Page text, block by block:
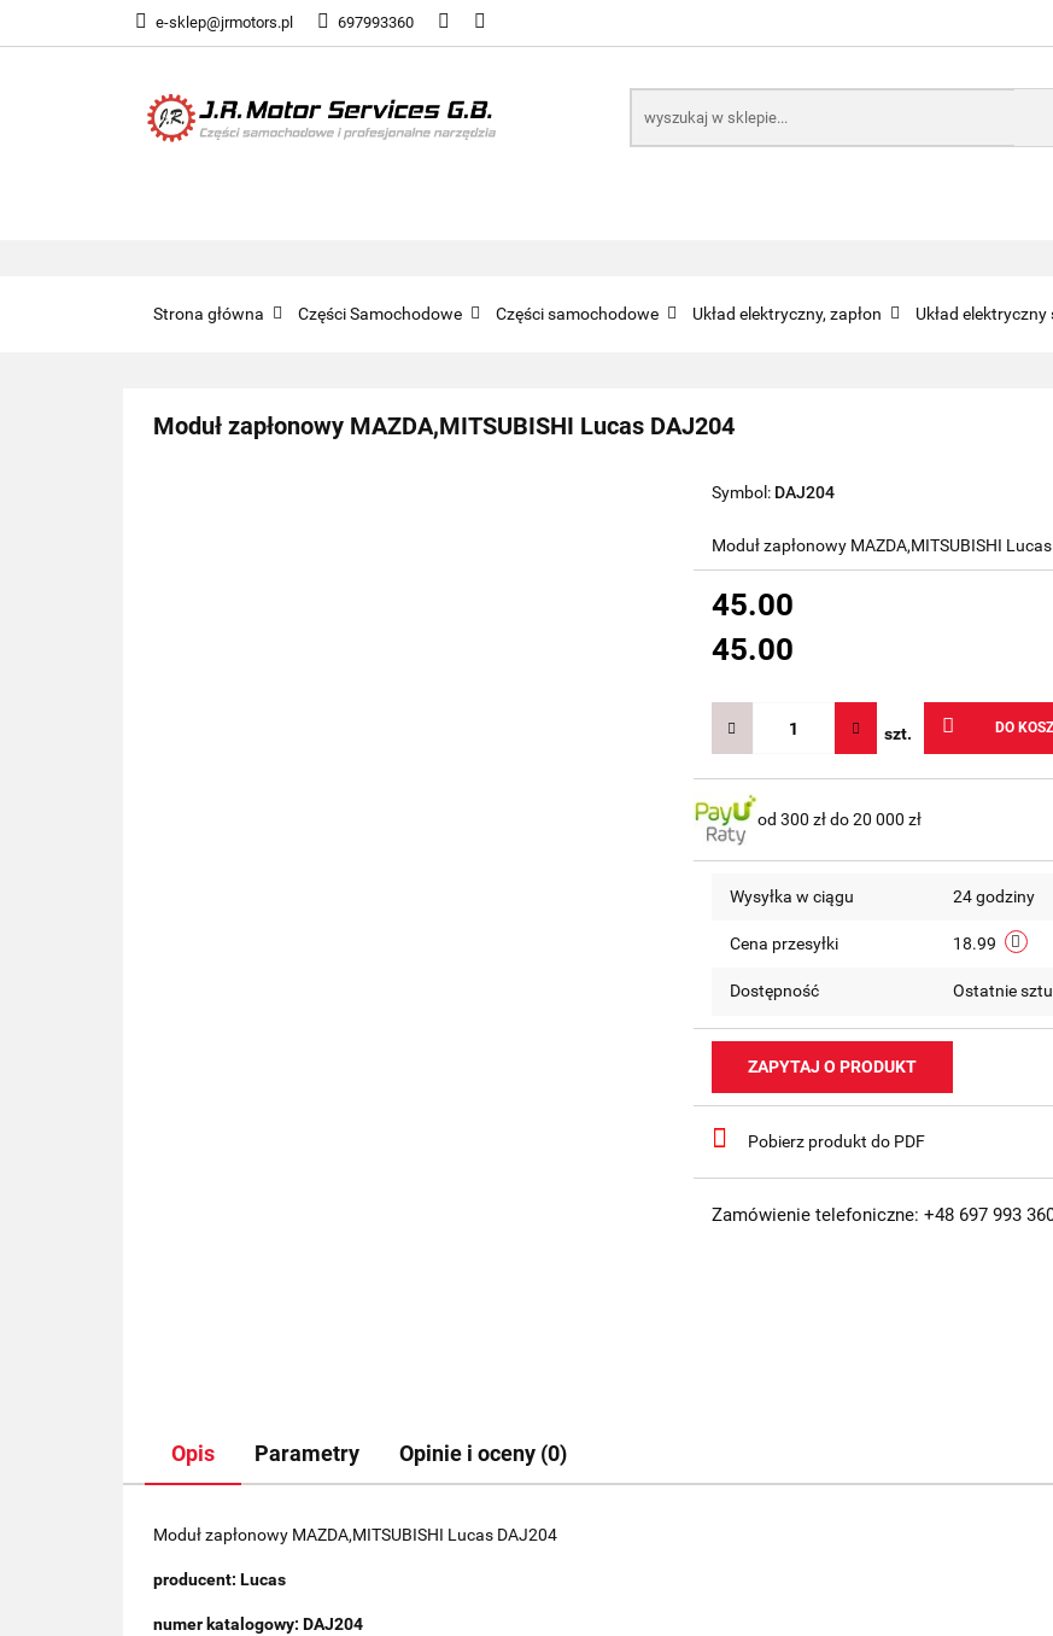
e-sklep@jrmotors.pl 697993360
UKŁADY PALIWOWE
KOMPONENTY ELEKTRONICZNE B2B
Strona główna Części Samochodowe Części samochodowe Układ elektryczny, zapłon Układ elektryczny
Moduł zapłonowy MAZDA,MITSUBISHI Lucas DAJ204
Symbol: DAJ204
Moduł zapłonowy MAZDA,MITSUBISHI
45.00
45.00
szt. DO
od 300 zł do 20 000 zł
Wysyłka w ciągu 24 godziny
Cena przesyłki 18.99
Dostępność Ostatnie
ZAPYTAJ O PRODUKT
Pobierz produkt do PDF
Zamówienie telefoniczne: +48 697 993
Opis Parametry Opinie i oceny (0)
Moduł zapłonowy MAZDA,MITSUBISHI Lucas DAJ204
producent: Lucas
numer katalogowy: DAJ204